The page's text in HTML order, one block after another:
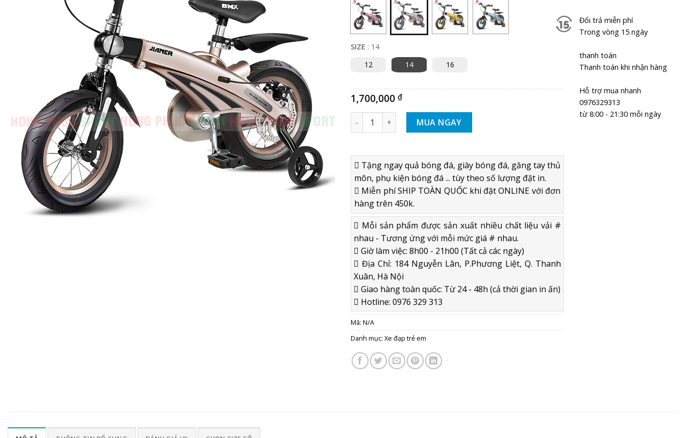
SIZE : 14
12
14 16
1,700,000 ₫
XE ĐẠP TRẺ EM JIANER S1 ĐỒNG KHUNG MAGIE SIÊU NHẸ, SIÊU BỀN số lượng
MUA NGAY
Tặng ngay quả bóng đá, giày bóng đá, găng tay thủ
môn, phụ kiện bóng đá ... tùy theo số lượng đặt in.
Miễn phí SHIP TOÀN QUỐC khi đặt ONLINE với đơn
hàng trên 450k.
Mỗi sản phẩm được sản xuất nhiều chất liệu vải #
nhau - Tương ứng với mỗi mức giá # nhau.
Giờ làm việc: 8h00 - 21h00 (Tất cả các ngày)
Địa Chỉ: 184 Nguyễn Lân, P.Phương Liệt, Q. Thanh
Xuân, Hà Nội
Giao hàng toàn quốc: Từ 24 - 48h (cả thời gian in ấn)
Hotline: 0976 329 313
Mã: N/A
Danh mục: Xe đạp trẻ em
Đổi trả miễn phí
Trong vòng 15 ngày
thanh toán
Thanh toán khi nhận hàng
Hỗ trợ mua nhanh
0976329313
từ 8:00 - 21:30 mỗi ngày